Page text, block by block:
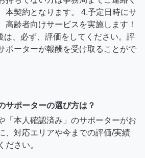
本契約となります。 4.予定日時にサ
高齢者向けサービスを実施します！
は、必ず、評価をしてください。評
ポーターが報酬を受け取ることがで
サポーターの選び方は？
「本人確認済み」のサポーターがお
、対応エリアや今までの評価/実績
ださい。